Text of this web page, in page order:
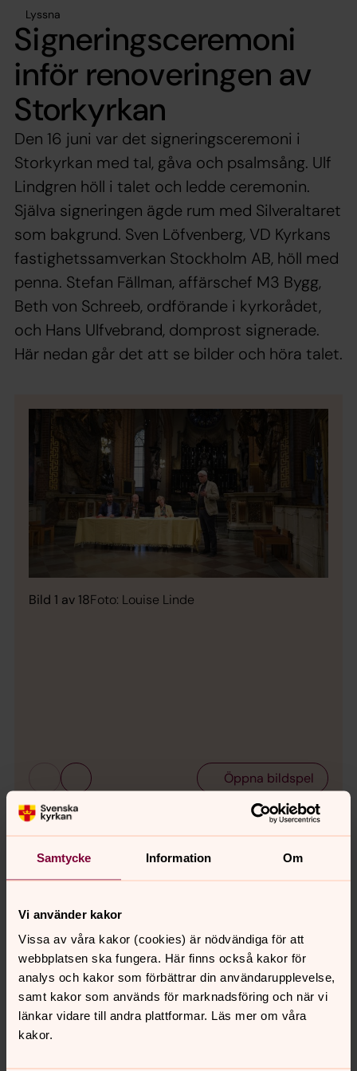
Samtycke Information Om
Vi använder kakor
Vissa av våra kakor (cookies) är nödvändiga för att
webbplatsen ska fungera. Här finns också kakor för
analys och kakor som förbättrar din användarupplevelse,
samt kakor som används för marknadsföring och när vi
länkar vidare till andra plattformar. Läs mer om våra
kakor.
Lyssna
Signeringsceremoni
inför renoveringen av
Storkyrkan
Den 16 juni var det signeringsceremoni i
Storkyrkan med tal, gåva och psalmsång. Ulf
Lindgren höll i talet och ledde ceremonin.
Själva signeringen ägde rum med Silveraltaret
som bakgrund. Sven Löfvenberg, VD Kyrkans
fastighetssamverkan Stockholm AB, höll med
penna. Stefan Fällman, affärschef M3 Bygg,
Beth von Schreeb, ordförande i kyrkorådet,
och Hans Ulfvebrand, domprost signerade.
Här nedan går det att se bilder och höra talet.
Bild 1 av 18Foto: Louise Linde
Öppna bildspel
Signeringsceremonin
Spela
M3 Bygg generalentreprenör för
restaureringen